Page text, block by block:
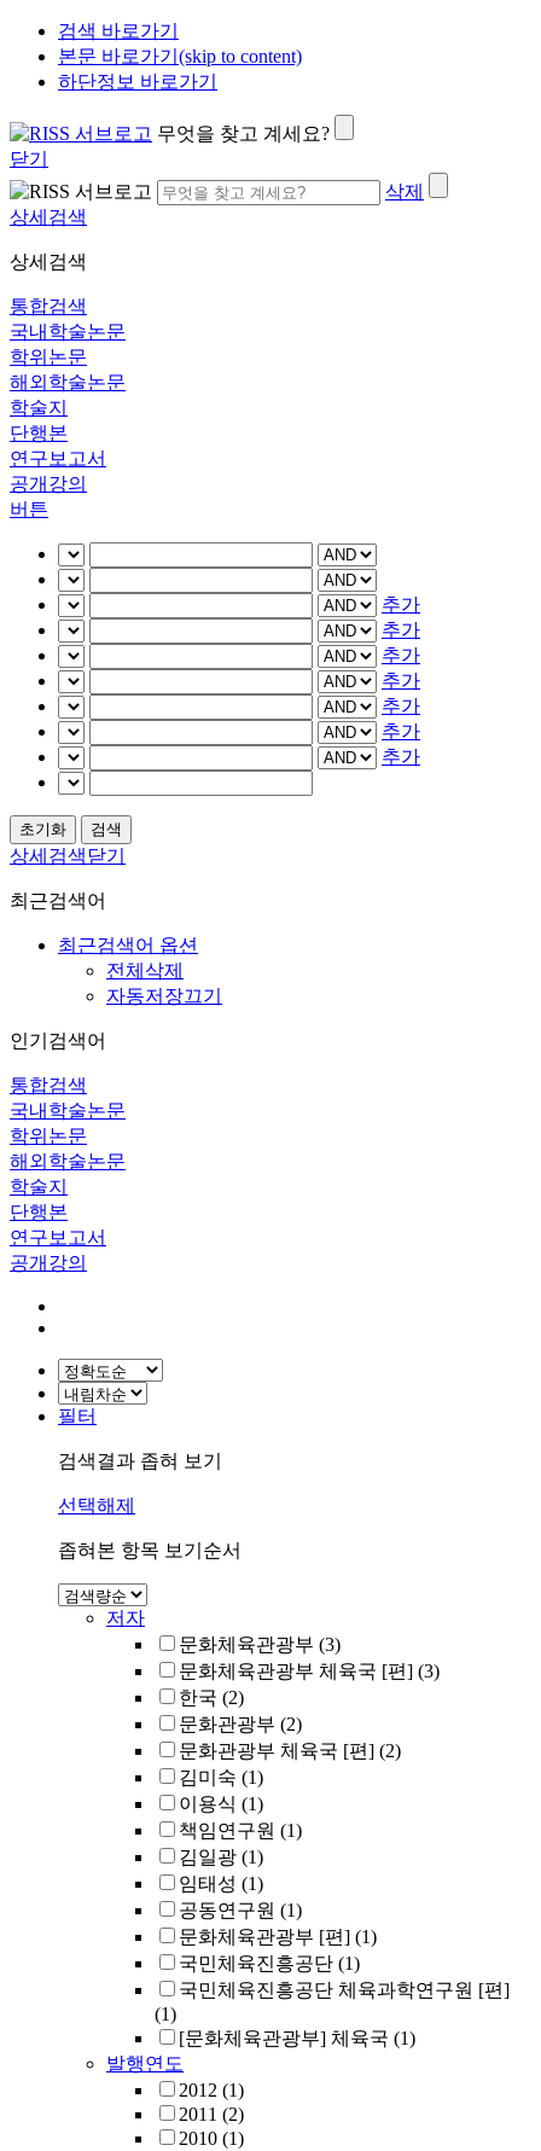
검색 바로가기
본문 바로가기(skip to content)
하단정보 바로가기
무엇을 찾고 계세요?
닫기
삭제
상세검색
상세검색
통합검색
국내학술논문
학위논문
해외학술논문
학술지
단행본
연구보고서
공개강의
버튼
추가
추가
추가
추가
추가
추가
추가
상세검색닫기
최근검색어
최근검색어 옵션
전체삭제
자동저장끄기
인기검색어
통합검색
국내학술논문
학위논문
해외학술논문
학술지
단행본
연구보고서
공개강의
필터
검색결과 좁혀 보기
선택해제
좁혀본 항목 보기순서
저자
문화체육관광부 (3)
문화체육관광부 체육국 [편] (3)
한국 (2)
문화관광부 (2)
문화관광부 체육국 [편] (2)
김미숙 (1)
이용식 (1)
책임연구원 (1)
김일광 (1)
임태성 (1)
공동연구원 (1)
문화체육관광부 [편] (1)
국민체육진흥공단 (1)
국민체육진흥공단 체육과학연구원 [편]
(1)
[문화체육관광부] 체육국 (1)
발행연도
2012 (1)
2011 (2)
2010 (1)